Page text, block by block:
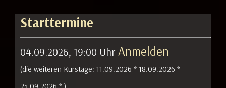
Starttermine
04.09.2026, 19:00 Uhr Anmelden
(die weiteren Kurstage: 11.09.2026 * 18.09.2026 *